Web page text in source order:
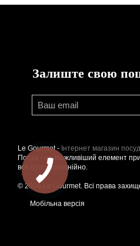
Залиште свою
Le Gourmet - Інтернет магазин
Посуд - найважливіший елемент
все було гармонійно.
© 2026 Le Gourmet. Всі права
Мобільна версія